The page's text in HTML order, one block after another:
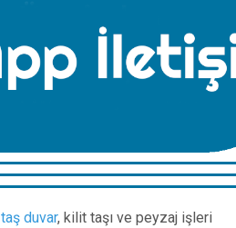
taş duvar, kilit taşı ve peyzaj işleri